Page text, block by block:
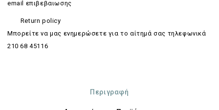
email επιβεβαιωσης
Return policy
Mπορείτε να μας ενημερώσετε για το αίτημά σας τηλεφωνικά
210 68 45116
Περιγραφή